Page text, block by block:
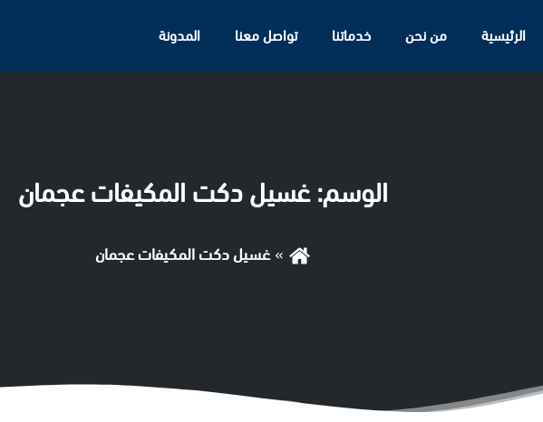
الرئيسية من نحن خدماتنا تواصل معنا المدونة
الوسم:غسيل دكت المكيفات عجمان
غسيل دكت المكيفات عجمان